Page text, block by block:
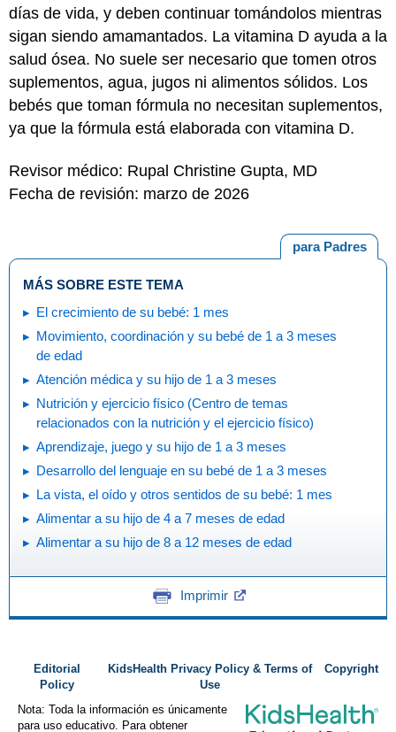
días de vida, y deben continuar tomándolos mientras
sigan siendo amamantados. La vitamina D ayuda a la
salud ósea. No suele ser necesario que tomen otros
suplementos, agua, jugos ni alimentos sólidos. Los
bebés que toman fórmula no necesitan suplementos,
ya que la fórmula está elaborada con vitamina D.
Revisor médico: Rupal Christine Gupta, MD
Fecha de revisión: marzo de 2026
para Padres
MÁS SOBRE ESTE TEMA
El crecimiento de su bebé: 1 mes
Movimiento, coordinación y su bebé de 1 a 3 meses
de edad
Atención médica y su hijo de 1 a 3 meses
Nutrición y ejercicio físico (Centro de temas
relacionados con la nutrición y el ejercicio físico)
Aprendizaje, juego y su hijo de 1 a 3 meses
Desarrollo del lenguaje en su bebé de 1 a 3 meses
La vista, el oído y otros sentidos de su bebé: 1 mes
Alimentar a su hijo de 4 a 7 meses de edad
Alimentar a su hijo de 8 a 12 meses de edad
Imprimir
Editorial
Policy
KidsHealth Privacy Policy & Terms of
Use
Copyright
Nota: Toda la información es únicamente
para uso educativo. Para obtener